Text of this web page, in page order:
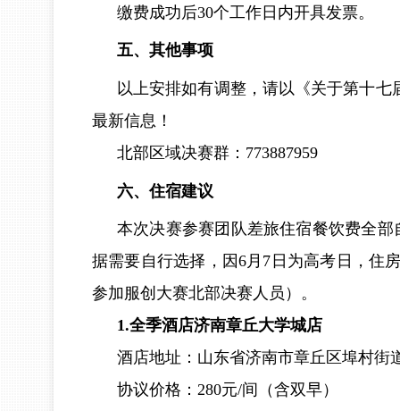
缴费成功后30个工作日内开具发票。
五、其他事项
以上安排如有调整，请以《关于第十
最新信息！
北部区域决赛群：773887959
六、住宿建议
本次决赛参赛团队差旅住宿餐饮费全
据需要自行选择，因6月7日为高考日，住
参加服创大赛北部决赛人员）。
1.全季酒店济南章丘大学城店
酒店地址：山东省济南市章丘区埠村街
协议价格：280元/间（含双早）